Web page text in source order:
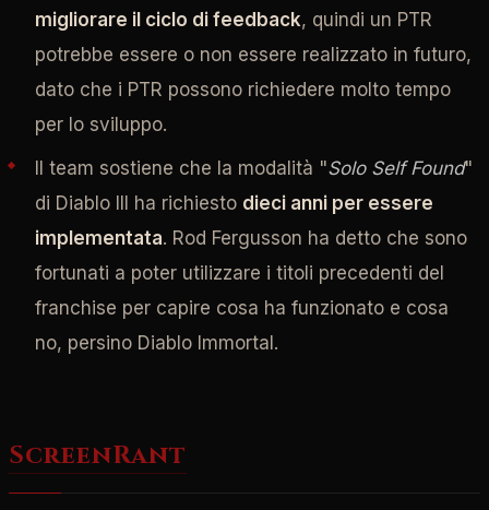
migliorare il ciclo di feedback, quindi un PTR
potrebbe essere o non essere realizzato in futuro,
dato che i PTR possono richiedere molto tempo
per lo sviluppo.
Il team sostiene che la modalità "Solo Self Found"
di Diablo III ha richiesto dieci anni per essere
implementata. Rod Fergusson ha detto che sono
fortunati a poter utilizzare i titoli precedenti del
franchise per capire cosa ha funzionato e cosa
no, persino Diablo Immortal.
ScreenRant